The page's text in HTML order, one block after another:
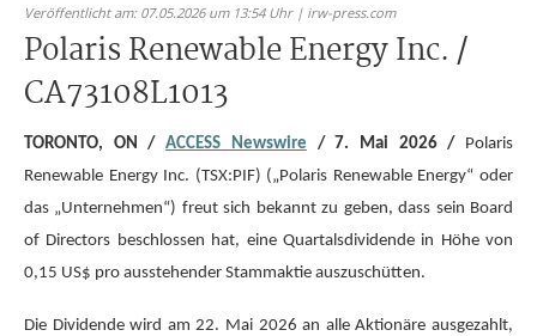
Veröffentlicht am: 07.05.2026 um 13:54 Uhr | irw-press.com
Polaris Renewable Energy Inc. /
CA73108L1013
TORONTO, ON /ACCESS Newswire / 7. Mai 2026 / Polaris
Renewable Energy Inc. (TSX:PIF) („Polaris Renewable Energy“ oder
das „Unternehmen“) freut sich bekannt zu geben, dass sein Board
of Directors beschlossen hat, eine Quartalsdividende in Höhe von
0,15 US$ pro ausstehender Stammaktie auszuschütten.
Die Dividende wird am 22. Mai 2026 an alle Aktionäre ausgezahlt,